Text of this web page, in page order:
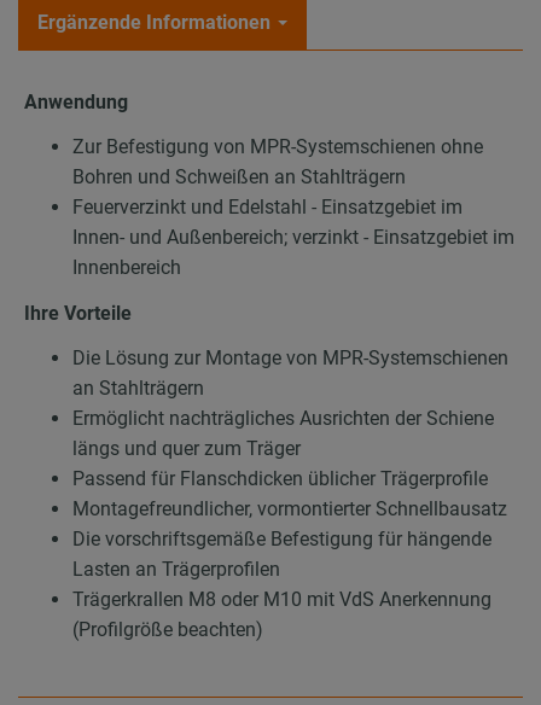
Ergänzende Informationen
Anwendung
Zur Befestigung von MPR-Systemschienen ohne
Bohren und Schweißen an Stahlträgern
Feuerverzinkt und Edelstahl - Einsatzgebiet im
Innen- und Außenbereich; verzinkt - Einsatzgebiet im
Innenbereich
Ihre Vorteile
Die Lösung zur Montage von MPR-Systemschienen
an Stahlträgern
Ermöglicht nachträgliches Ausrichten der Schiene
längs und quer zum Träger
Passend für Flanschdicken üblicher Trägerprofile
Montagefreundlicher, vormontierter Schnellbausatz
Die vorschriftsgemäße Befestigung für hängende
Lasten an Trägerprofilen
Trägerkrallen M8 oder M10 mit VdS Anerkennung
(Profilgröße beachten)